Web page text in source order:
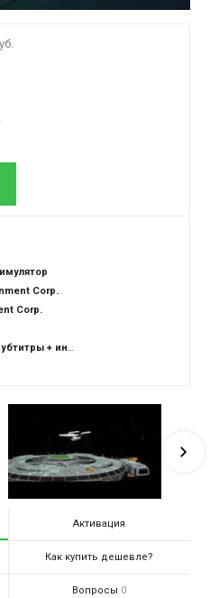
Corp.
Corp.
+ интерфейс)
Активация
Как купить дешевле?
Вопросы 0